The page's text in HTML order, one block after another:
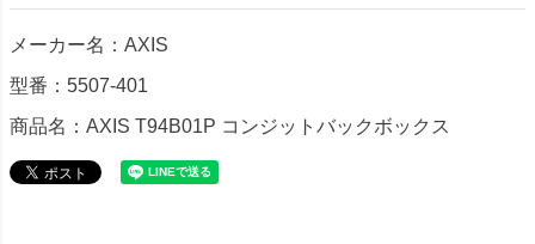
メーカー名：AXIS
型番：5507-401
商品名：AXIS T94B01P コンジットバックボックス